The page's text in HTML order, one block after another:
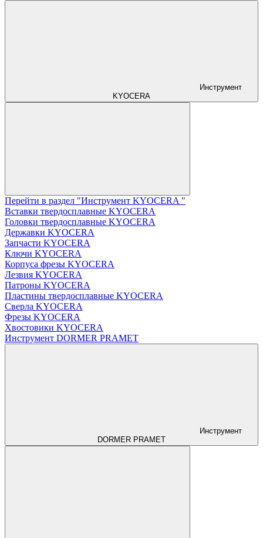
Инструмент
KYOCERA
Перейти в раздел "Инструмент KYOCERA "
Вставки твердосплавные KYOCERA
Головки твердосплавные KYOCERA
Державки KYOCERA
Запчасти KYOCERA
Ключи KYOCERA
Корпуса фрезы KYOCERA
Лезвия KYOCERA
Патроны KYOCERA
Пластины твердосплавные KYOCERA
Сверла KYOCERA
Фрезы KYOCERA
Хвостовики KYOCERA
Инструмент DORMER PRAMET
Инструмент
DORMER PRAMET